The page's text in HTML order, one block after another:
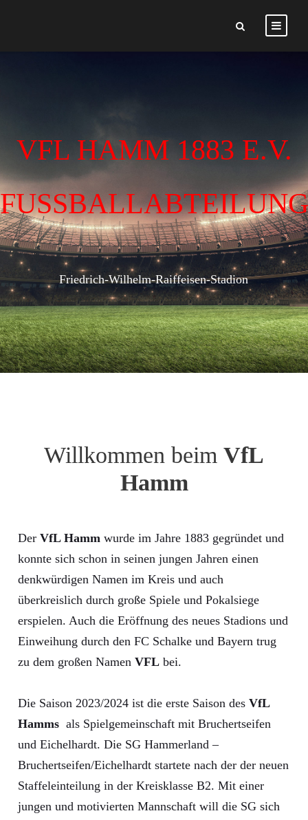
VFL HAMM 1883 E.V.
FUSSBALLABTEILUNG
Friedrich-Wilhelm-Raiffeisen-Stadion
Willkommen beim VfL
Hamm
Der VfL Hamm wurde im Jahre 1883 gegründet und
konnte sich schon in seinen jungen Jahren einen
denkwürdigen Namen im Kreis und auch
überkreislich durch große Spiele und Pokalsiege
erspielen. Auch die Eröffnung des neues Stadions und
Einweihung durch den FC Schalke und Bayern trug
zu dem großen Namen VFL bei.
Die Saison 2023/2024 ist die erste Saison des VfL
Hamms als Spielgemeinschaft mit Bruchertseifen
und Eichelhardt. Die SG Hammerland –
Bruchertseifen/Eichelhardt startete nach der der neuen
Staffeleinteilung in der Kreisklasse B2. Mit einer
jungen und motivierten Mannschaft will die SG sich